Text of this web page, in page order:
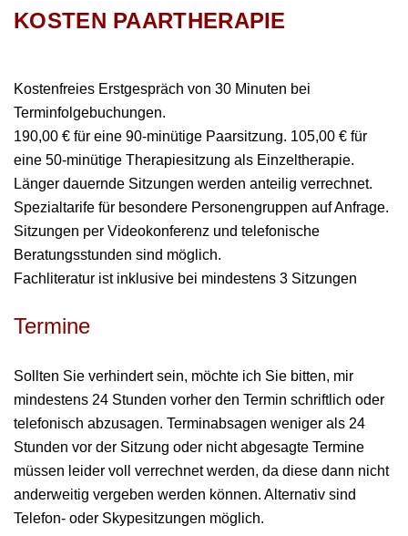
KOSTEN PAARTHERAPIE
Kostenfreies Erstgespräch von 30 Minuten bei
Terminfolgebuchungen.
190,00 € für eine 90-minütige Paarsitzung. 105,00 € für
eine 50-minütige Therapiesitzung als Einzeltherapie.
Länger dauernde Sitzungen werden anteilig verrechnet.
Spezialtarife für besondere Personengruppen auf Anfrage.
Sitzungen per Videokonferenz und telefonische
Beratungsstunden sind möglich.
Fachliteratur ist inklusive bei mindestens 3 Sitzungen
Termine
Sollten Sie verhindert sein, möchte ich Sie bitten, mir
mindestens 24 Stunden vorher den Termin schriftlich oder
telefonisch abzusagen. Terminabsagen weniger als 24
Stunden vor der Sitzung oder nicht abgesagte Termine
müssen leider voll verrechnet werden, da diese dann nicht
anderweitig vergeben werden können. Alternativ sind
Telefon- oder Skypesitzungen möglich.